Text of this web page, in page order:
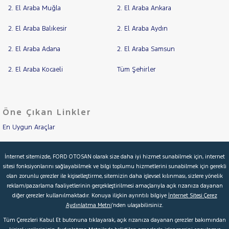
MAN
BENZ
MITSUBISHI
MOTORSIKLET
PEUGEOT
RENAULT
ARONA
LEON
SKODA
SUBARU
Cinsleri
Türü
Fırsatlar
Boya
Değişen
Parça
No
2. El Araba Muğla 2. El Araba Ankara
2. El Araba Balıkesir 2. El Araba Aydın
2. El Araba Adana 2. El Araba Samsun
2. El Araba Kocaeli Tüm Şehirler
Öne Çıkan Linkler
En Uygun Araçlar
İkinci El Garanti
Kampanyalar
Kredi Hesaplama & Başvuru
İnternet sitemizde, FORD OTOSAN olarak size daha iyi hizmet sunabilmek için, internet
sitesi fonksiyonlarını sağlayabilmek ve bilgi toplumu hizmetlerini sunabilmek için gerekli
olan zorunlu çerezler ile kişiselleştirme, sitemizin daha işlevsel kılınması, sizlere yönelik
reklam/pazarlama faaliyetlerinin gerçekleştirilmesi amaçlarıyla açık rızanıza dayanan
diğer çerezler kullanılmaktadır. Konuya ilişkin ayrıntılı bilgiye İnternet Sitesi Çerez
Aydınlatma Metni’nden ulaşabilirsiniz.
Tüm Çerezleri Kabul Et butonuna tıklayarak, açık rızanıza dayanan çerezler bakımından